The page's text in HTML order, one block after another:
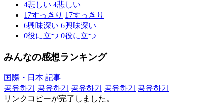
4悲しい 4悲しい
17すっきり 17すっきり
6興味深い 6興味深い
0役に立つ 0役に立つ
みんなの感想ランキング
国際・日本 記事
공유하기
공유하기 공유하기 공유하기
공유하기
リンクコピーが完了しました。